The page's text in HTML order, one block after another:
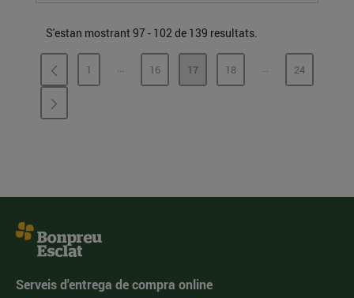
S'estan mostrant 97 - 102 de 139 resultats.
PÀGINA
1 ...PÀGINES INTERMÈDIES
PÀGINA
16 PÀGINA
17 PÀGINA
18 ...PÀGINESPÀGINA
24
Serveis d'entrega de compra online